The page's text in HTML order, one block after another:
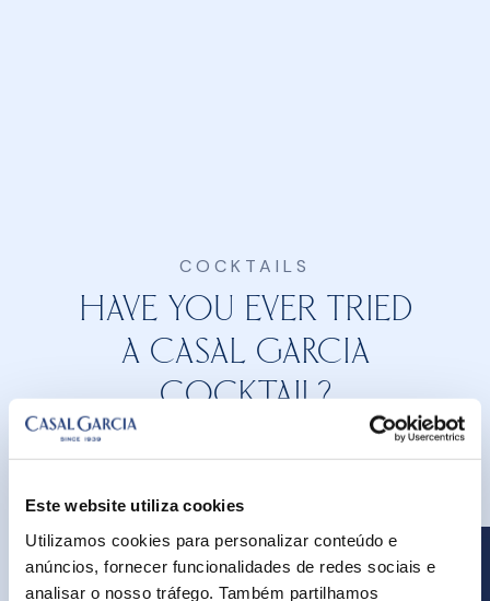
Este website utiliza cookies
Utilizamos cookies para personalizar conteúdo e
anúncios, fornecer funcionalidades de redes sociais e
analisar o nosso tráfego. Também partilhamos
COCKTAILS
Have you ever tried
a CASAL GARCIA
COCKTAIL?